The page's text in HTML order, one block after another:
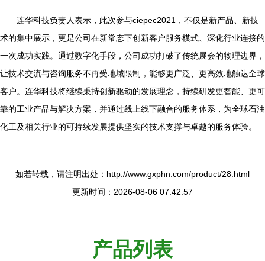
连华科技负责人表示，此次参与ciepec2021，不仅是新产品、新技
术的集中展示，更是公司在新常态下创新客户服务模式、深化行业连接的
一次成功实践。通过数字化手段，公司成功打破了传统展会的物理边界，
让技术交流与咨询服务不再受地域限制，能够更广泛、更高效地触达全球
客户。连华科技将继续秉持创新驱动的发展理念，持续研发更智能、更可
靠的工业产品与解决方案，并通过线上线下融合的服务体系，为全球石油
化工及相关行业的可持续发展提供坚实的技术支撑与卓越的服务体验。
如若转载，请注明出处：http://www.gxphn.com/product/28.html
更新时间：2026-08-06 07:42:57
产品列表